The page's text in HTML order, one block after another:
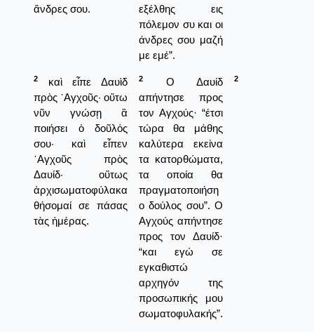
ἄνδρες σου.
εξέλθης εις
πόλεμον συ και οι
άνδρες σου μαζή
με εμέ”.
2
καὶ εἶπε Δαυὶδ
πρὸς ᾿Αγχοῦς· οὕτω
νῦν γνώσῃ ἃ
ποιήσει ὁ δοῦλός
σου· καὶ εἶπεν
᾿Αγχοῦς πρὸς
Δαυίδ· οὕτως
ἀρχισωματοφύλακα
θήσομαί σε πάσας
τὰς ἡμέρας.
2
Ο Δαυίδ
απήντησε προς
τον Αγχούς· “έτσι
τώρα θα μάθης
καλύτερα εκείνα
τα κατορθώματα,
τα οποία θα
πραγματοποιήση
ο δούλος σου”. Ο
Αγχούς απήντησε
προς τον Δαυίδ·
“και εγώ σε
εγκαθιστώ
αρχηγόν της
προσωπικής μου
σωματοφυλακής”.
2